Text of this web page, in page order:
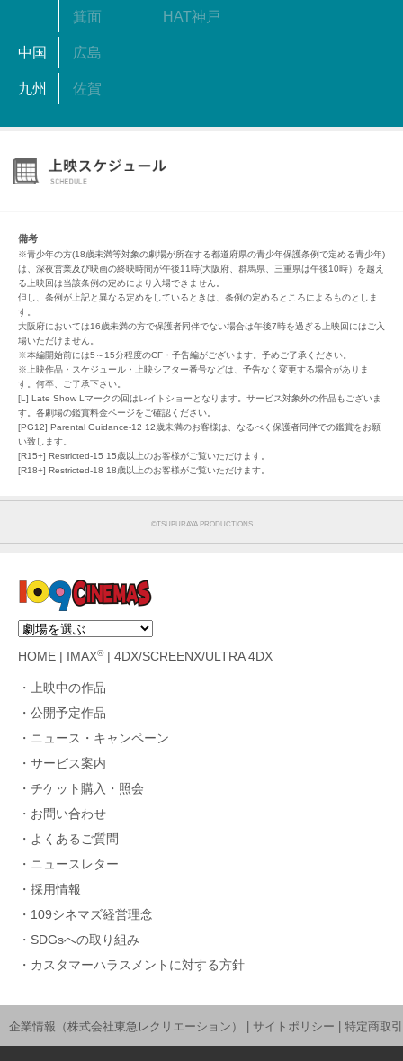
箕面 HAT神戸
中国 広島
九州 佐賀
備考
※青少年の方(18歳未満等対象の劇場が所在する都道府県の青少年保護条例で定める青少年)
は、深夜営業及び映画の終映時間が午後11時(大阪府、群馬県、三重県は午後10時）を越え
る上映回は当該条例の定めにより入場できません。
但し、条例が上記と異なる定めをしているときは、条例の定めるところによるものとしま
す。
大阪府においては16歳未満の方で保護者同伴でない場合は午後7時を過ぎる上映回にはご入
場いただけません。
※本編開始前には5～15分程度のCF・予告編がございます。予めご了承ください。
※上映作品・スケジュール・上映シアター番号などは、予告なく変更する場合がありま
す。何卒、ご了承下さい。
[L] Late Show Lマークの回はレイトショーとなります。サービス対象外の作品もございま
す。各劇場の鑑賞料金ページをご確認ください。
[PG12] Parental Guidance-12 12歳未満のお客様は、なるべく保護者同伴での鑑賞をお願
い致します。
[R15+] Restricted-15 15歳以上のお客様がご覧いただけます。
[R18+] Restricted-18 18歳以上のお客様がご覧いただけます。
©︎TSUBURAYA PRODUCTIONS
HOME IMAX®| 4DX/SCREENX/ULTRA 4DX
上映中の作品
公開予定作品
ニュース・キャンペーン
サービス案内
チケット購入・照会
お問い合わせ
よくあるご質問
ニュースレター
採用情報
109シネマズ経営理念
SDGsへの取り組み
カスタマーハラスメントに対する方針
企業情報（株式会社東急レクリエーション） サイトポリシー 特定商取